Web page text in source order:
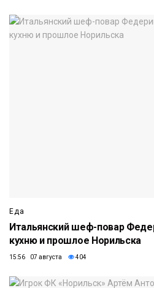
Еда
Итальянский шеф-повар
кухню и прошлое Норильска
15:56 07 августа 404